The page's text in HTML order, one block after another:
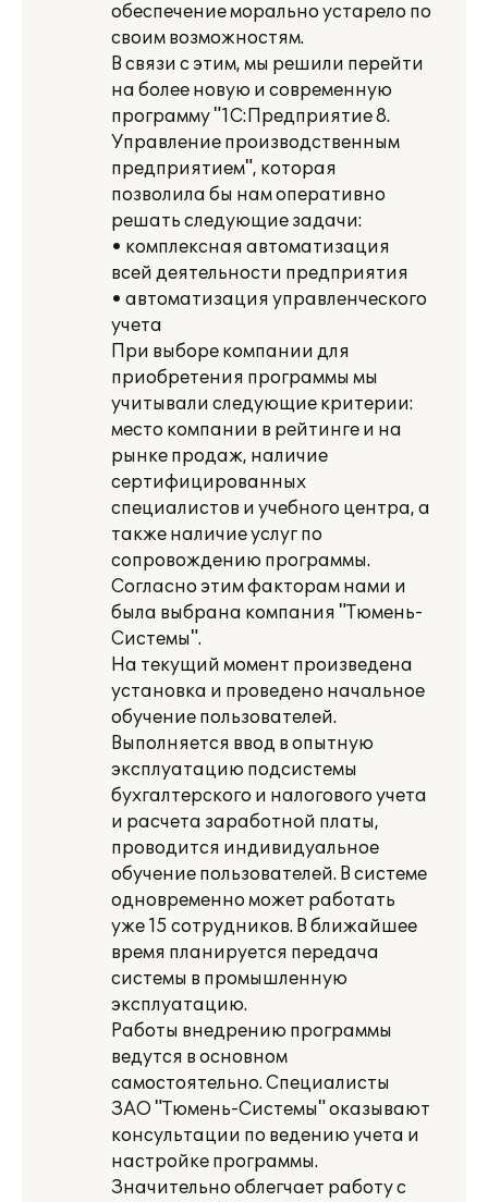
обеспечение морально устарело по
своим возможностям.
В связи с этим, мы решили перейти
на более новую и современную
программу "1С:Предприятие 8.
Управление производственным
предприятием", которая
позволила бы нам оперативно
решать следующие задачи:
• комплексная автоматизация
всей деятельности предприятия
• автоматизация управленческого
учета
При выборе компании для
приобретения программы мы
учитывали следующие критерии:
место компании в рейтинге и на
рынке продаж, наличие
сертифицированных
специалистов и учебного центра, а
также наличие услуг по
сопровождению программы.
Согласно этим факторам нами и
была выбрана компания "Тюмень-
Системы".
На текущий момент произведена
установка и проведено начальное
обучение пользователей.
Выполняется ввод в опытную
эксплуатацию подсистемы
бухгалтерского и налогового учета
и расчета заработной платы,
проводится индивидуальное
обучение пользователей. В системе
одновременно может работать
уже 15 сотрудников. В ближайшее
время планируется передача
системы в промышленную
эксплуатацию.
Работы внедрению программы
ведутся в основном
самостоятельно. Специалисты
ЗАО "Тюмень-Системы" оказывают
консультации по ведению учета и
настройке программы.
Значительно облегчает работу с